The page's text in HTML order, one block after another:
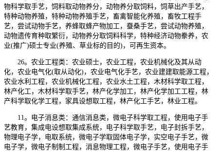
物科学取手艺，饲料取动物养分，动物养分取饲料，饲草出产手艺，
特种动物养殖，特种动物养殖手艺，畜禽智能化养殖，畜牧工程手
艺，尝试动物手艺，养蜂取蜂产物加工，蚕桑手艺，尝试动物养殖，
动物遗传育种取繁衍，动物养分取饲料科学，特种经济动物豢养，农
业(推广)硕士专业(养殖、草业标的目的)，可再生资本。
26。农业工程类：农业硕士，农业工程，农业机械化及其从动
化，农业电气化(取从动化)，农业电气化手艺，农业建建取能源工程，
农业水利工程，农业机械化工程，农业水土工程，木材科学取工程，
林产化工，木材科学取手艺，林产化学加工，林产化学加工工程，林
产科学取化学工程，家具设想取工程，林产化工手艺，林业工程。
11。电子消息类：通信消息类，微电子科学取工程，使用电子手
艺教育，集成电设想取集成系统，电子科学取手艺，电子封拆手艺，
物理电子学，电取系统，微电子学取固体电子学，实空电子手艺，微
电子学，微电子制制工程，消息物理工程，微电子手艺，使用电子手